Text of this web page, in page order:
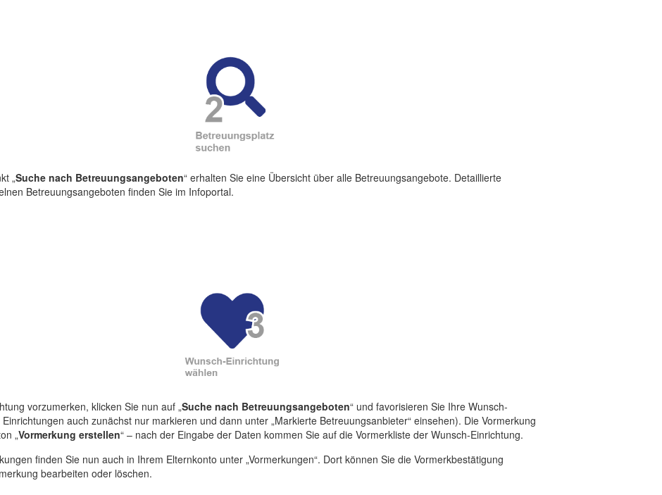
„Suche nach Betreuungsangeboten“ erhalten Sie eine Übersicht über alle Betreuungsangebote. Detaillierte
Betreuungsangeboten finden Sie im Infoportal.
vorzumerken, klicken Sie nun auf „Suche nach Betreuungsangeboten“ und favorisieren Sie Ihre Wunsch-
auch zunächst nur markieren und dann unter „Markierte Betreuungsanbieter“ einsehen). Die Vormerkung
„Vormerkung erstellen“ – nach der Eingabe der Daten kommen Sie auf die Vormerkliste der Wunsch-Einrichtung.
finden Sie nun auch in Ihrem Elternkonto unter „Vormerkungen“. Dort können Sie die Vormerkbestätigung
bearbeiten oder löschen.